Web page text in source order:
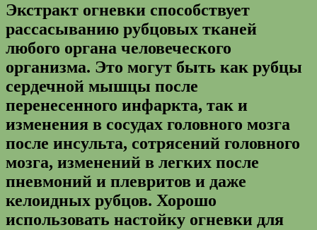
Экстракт огневки способствует
рассасыванию рубцовых тканей
любого органа человеческого
организма. Это могут быть как рубцы
сердечной мышцы после
перенесенного инфаркта, так и
изменения в сосудах головного мозга
после инсульта, сотрясений головного
мозга, изменений в легких после
пневмоний и плевритов и даже
келоидных рубцов. Хорошо
использовать настойку огневки для